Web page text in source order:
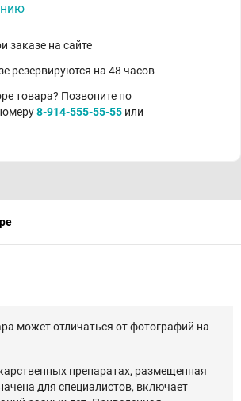
заказе на сайте
резервируются на 48 часов
товара? Позвоните по
8-914-555-55-55 или
может отличаться от фотографий на
препаратах, размещенная
для специалистов, включает